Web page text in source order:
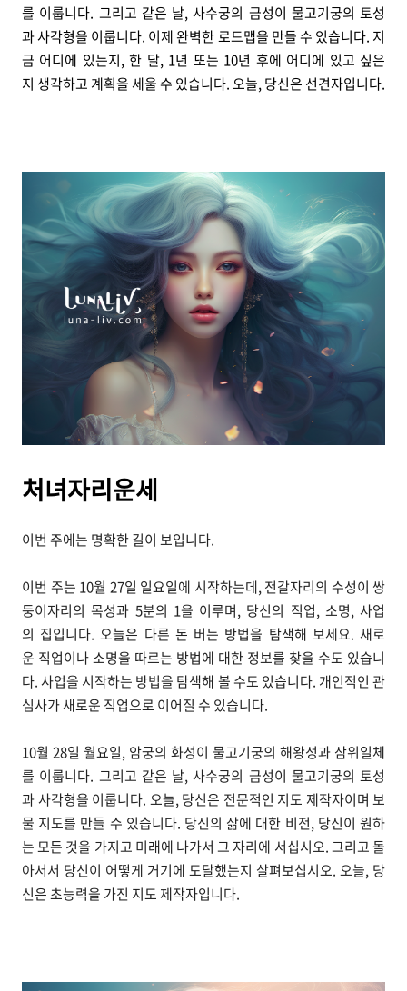
를 이룹니다. 그리고 같은 날, 사수궁의 금성이 물고기궁의 토성
과 사각형을 이룹니다. 이제 완벽한 로드맵을 만들 수 있습니다. 지
금 어디에 있는지, 한 달, 1년 또는 10년 후에 어디에 있고 싶은
지 생각하고 계획을 세울 수 있습니다. 오늘, 당신은 선견자입니다.
처녀자리운세
이번 주에는 명확한 길이 보입니다.
이번 주는 10월 27일 일요일에 시작하는데, 전갈자리의 수성이 쌍
둥이자리의 목성과 5분의 1을 이루며, 당신의 직업, 소명, 사업
의 집입니다. 오늘은 다른 돈 버는 방법을 탐색해 보세요. 새로
운 직업이나 소명을 따르는 방법에 대한 정보를 찾을 수도 있습니
다. 사업을 시작하는 방법을 탐색해 볼 수도 있습니다. 개인적인 관
심사가 새로운 직업으로 이어질 수 있습니다.
10월 28일 월요일, 암궁의 화성이 물고기궁의 해왕성과 삼위일체
를 이룹니다. 그리고 같은 날, 사수궁의 금성이 물고기궁의 토성
과 사각형을 이룹니다. 오늘, 당신은 전문적인 지도 제작자이며 보
물 지도를 만들 수 있습니다. 당신의 삶에 대한 비전, 당신이 원하
는 모든 것을 가지고 미래에 나가서 그 자리에 서십시오. 그리고 돌
아서서 당신이 어떻게 거기에 도달했는지 살펴보십시오. 오늘, 당
신은 초능력을 가진 지도 제작자입니다.